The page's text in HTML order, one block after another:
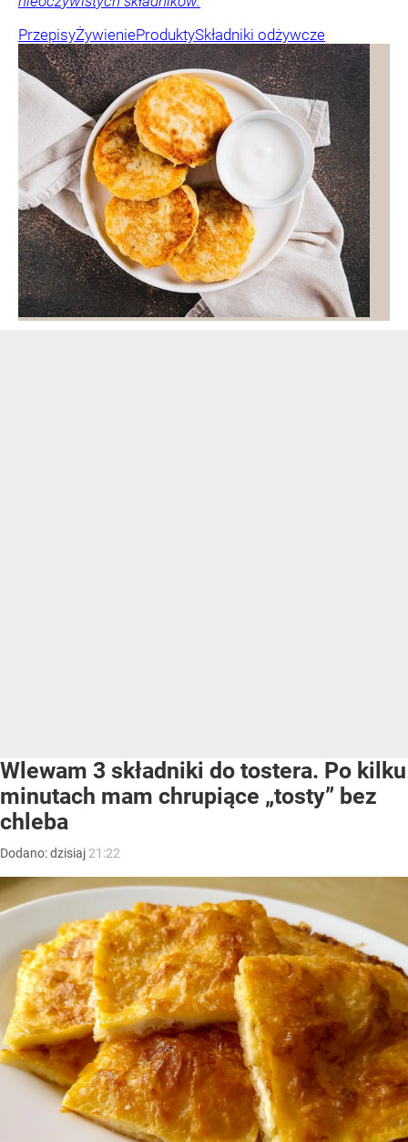
PrzepisyŻywienieProduktySkładniki odżywcze
Wlewam 3 składniki do tostera. Po kilku
minutach mam chrupiące „tosty” bez
chleba
Dodano:dzisiaj 21:22